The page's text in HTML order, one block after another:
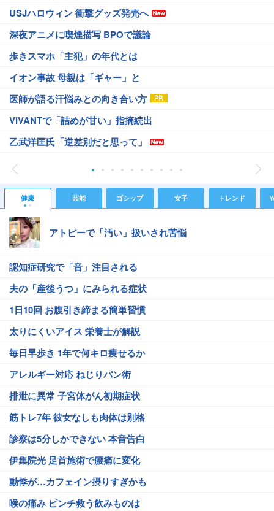
USJハロウィン 衝撃グッズ発売へ
深夜アニメに喫煙描写 BPOで議論
歩きスマホ「主犯」の年代とは
イオン事故 母親は「ギャー」と
医師が語る汗悩みとの向き合い方
VIVANTで「詰めが甘い」指摘続出
乙武洋匡氏「逆差別だと思って」
健康 芸能 ゴシップ 女子 トレンド
アトピーで「汚い」扱いされ苦悩
認知症研究で「音」注目される
夫の「産後うつ」にみられる症状
1日10回 お腹引き締まる簡単習慣
太りにくいアイス 栄養士が解説
毎日早歩き 1年で何キロ痩せるか
アレルギー対応 ねじりパン術
排泄に異常 子宮体がん初期症状
筋トレ7年 彼女なしも肉体は別格
診察は5分しかできない 本音告白
伊集院光 足首施術で腰痛に変化
動悸が…カフェイン摂りすぎかも
喉の痛み ピンチ救う飲みものは